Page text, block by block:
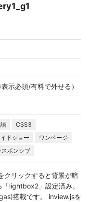
示必須/有料で外せる）
CSS3
ドショー
ワンページ
スポンシブ
クリックすると背景が暗
lightbox2」設定済み。
搭載です。 inview.jsを